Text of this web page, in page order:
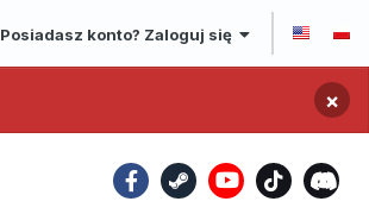
Posiadasz konto? Zaloguj się
×